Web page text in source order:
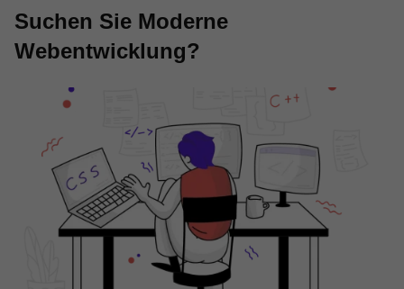
Suchen Sie Moderne
Webentwicklung?